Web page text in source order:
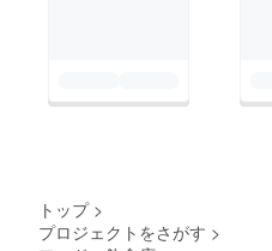
トップ >
プロジェクトをさがす >